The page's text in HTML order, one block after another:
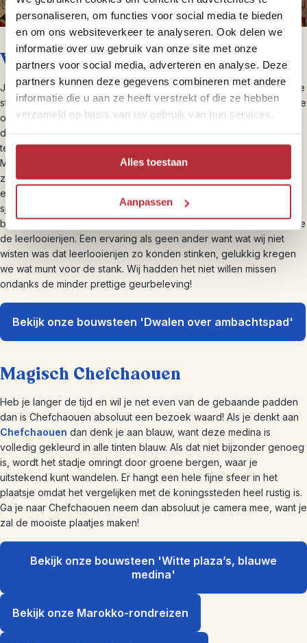
personaliseren, om functies voor social media te bieden
en om ons websiteverkeer te analyseren. Ook delen we
informatie over uw gebruik van onze site met onze
partners voor social media, adverteren en analyse. Deze
partners kunnen deze gegevens combineren met andere
informatie die u aan ze heeft verstrekt of die ze hebben
verzameld op basis van uw gebruik van hun services.
Alles toestaan
Aanpassen
Verdwaal in de straatjes van Fes
Je verdwaalt gemakkelijk inde souks van Feswant het ene kleine
straatje loopt verder in het volgende nog kleinere straatje. Zo sta je
opeens in een doodlopende straat of word je weg geblokkeerd
door een groepje schattige kittens, hoe was je hier ook alweer
terecht gekomen? Wij vonden het dan ook erg fijn dat we
Mohammed hadden, onze Marokkaanse gids die alle straatjes op
zijn duim kent. Hij loodst je langs de leukste plekken en laat je het
echte Fes zien waar lokale ambachten hard werken. Zo zie je hoe
sjaals en kleden worden gemaakt, ga je op bezoek bij de lokale
bakker waar ze in een dorpsoven hun brood bakken en bezoek je
de leerlooierijen. Een ervaring als geen ander want wat wij niet
wisten was dat leerlooierijen zo konden stinken, gelukkig kregen
we wat munt voor de stank. Wij hadden het niet willen missen
ondanks de minder prettige geurbeleving!
Bekijk onze bouwsteen 'Dwalen over ambachtspad'
Magisch Chefchaouen
Heb je langer de tijd en wil je net even van de gebaande padden
dan is Chefchaouen absoluut een bezoek waard! Als je denkt aan
Chefchaouen dan denk je aan blauw, want deze medina is
volledig gekleurd in alle tinten blauw. Als dat niet bijzonder genoeg
is, wordt het stadje omringt door groene bergen, waar je
uitstekend kunt wandelen. Er hangt een hele fijne sfeer in het
plaatsje omdat het vergelijken met de koningssteden heel rustig is.
Ga je naar Chefchaouen neem dan absoluut je camera mee, want je
zal de mooiste plaatjes maken!
Bekijk onze bouwsteen 'Witte plaza’s, blauwe
medina'
Bekijk onze Marokko-rondreizen